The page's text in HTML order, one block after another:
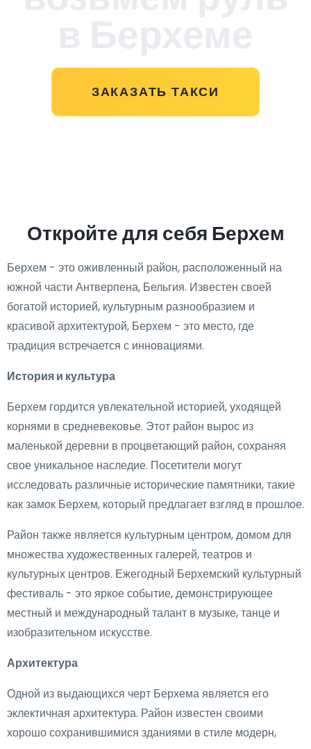
ЗАКАЗАТЬ ТАКСИ
Откройте для себя Берхем
Берхем - это оживленный район, расположенный на
южной части Антверпена, Бельгия. Известен своей
богатой историей, культурным разнообразием и
красивой архитектурой, Берхем - это место, где
традиция встречается с инновациями.
История и культура
Берхем гордится увлекательной историей, уходящей
корнями в средневековье. Этот район вырос из
маленькой деревни в процветающий район, сохраняя
свое уникальное наследие. Посетители могут
исследовать различные исторические памятники, такие
как замок Берхем, который предлагает взгляд в прошлое.
Район также является культурным центром, домом для
множества художественных галерей, театров и
культурных центров. Ежегодный Берхемский культурный
фестиваль - это яркое событие, демонстрирующее
местный и международный талант в музыке, танце и
изобразительном искусстве.
Архитектура
Одной из выдающихся черт Берхема является его
эклектичная архитектура. Район известен своими
хорошо сохранившимися зданиями в стиле модерн,